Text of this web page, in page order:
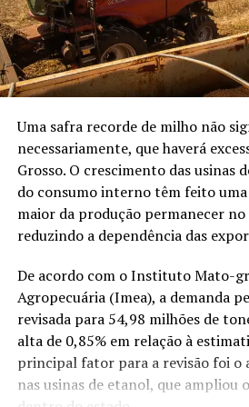
A harmonização entre os mapas
georreferenciamentoe os
essencial para o planejamento
correto mapeamento das áreas de
vegetação nativa consolida a
família, garantindo liquidez ao
transferência de bens entre
Com informações de:
Publicado com auxílio de
da Redação Canal Rural.
O postNovo prazo do
atenção de quem compra, vende
saiba maisapareceu primeiro em
Bastante
tem coragem,
não”, contou.
Mato Grosso é o único estado do Brasil
Uma safra recorde de milho não
necessariamente, que haverá
Grosso. O crescimento das usinas
do consumo interno têm feito uma
maior da produção permanecer
reduzindo a dependência das
De acordo com o Instituto Mato-
Agropecuária (Imea), a demanda
revisada para 54,98 milhões de
alta de 0,85% em relação à
principal fator para a revisão foi o
nas usinas de etanol, que ampliou